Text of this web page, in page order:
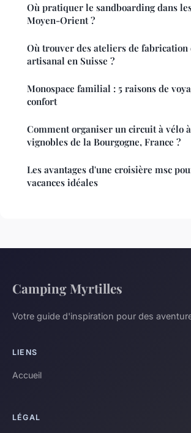
Où pratiquer le sandboarding dans
Moyen-Orient ?
Où trouver des ateliers de fabrication
artisanal en Suisse ?
Monospace familial : 5 raisons de
confort
Comment organiser un circuit à vélo
vignobles de la Bourgogne, France ?
Les avantages d'une croisière msc
vacances idéales
Camping Myrtilles
Votre guide d'inspiration pour des
LIENS
Accueil
LÉGAL